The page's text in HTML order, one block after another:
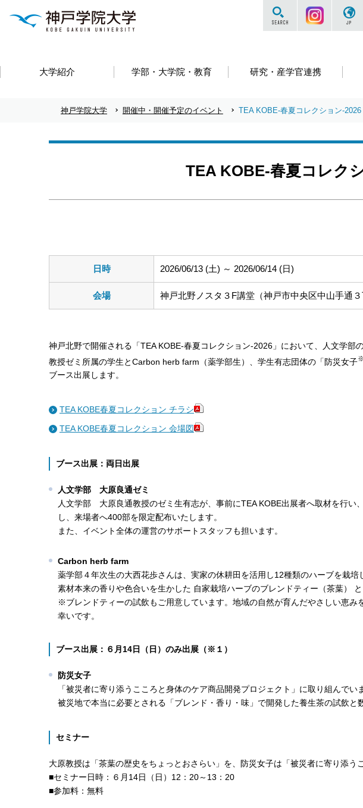
大学紹介 学部・大学院・教育 研究・産学官連携
サイト内を検索す
神戸学院大学 開催中・開催予定のイベント TEA KOBE-春夏コレクション-2026
TEA KOBE-春夏コレク
日時 2026/06/13 (土) ～ 2026/06/14 (日)
会場 神戸北野ノスタ３F講堂（神戸市中央区中山手通３
神戸北野で開催される「TEA KOBE-春夏コレクション-2026」において、人文学部
教授ゼミ所属の学生とCarbon herb farm（薬学部生）、学生有志団体の「防災女子
ブース出展します。
TEA KOBE春夏コレクション チラシ
TEA KOBE春夏コレクション 会場図
ブース出展：両日出展
人文学部 大原良通ゼミ
人文学部 大原良通教授のゼミ生有志が、事前にTEA KOBE出展者へ取材を行い
し、来場者へ400部を限定配布いたします。
また、イベント全体の運営のサポートスタッフも担います。
Carbon herb farm
薬学部４年次生の大西花歩さんは、実家の休耕田を活用し12種類のハーブを栽培
素材本来の香りや色合いを生かした 自家栽培ハーブのブレンドティー（茶葉）
※ブレンドティーの試飲もご用意しています。地域の自然が育んだやさしい恵み
幸いです。
ブース出展：６月14日（日）のみ出展（※１）
防災女子
「被災者に寄り添うこころと身体のケア商品開発プロジェクト」に取り組んでい
被災地で本当に必要とされる「ブレンド・香り・味」で開発した養生茶の試飲と
セミナー
大原教授は「茶葉の歴史をちょっとおさらい」を、防災女子は「被災者に寄り添う
■セミナー日時：６月14日（日）12：20～13：20
■参加料：無料